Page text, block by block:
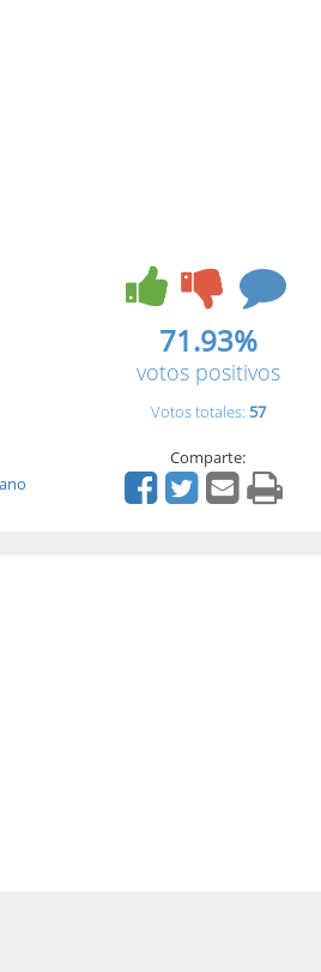
71.93%
votos positivos
Votos totales: 57
Comparte: